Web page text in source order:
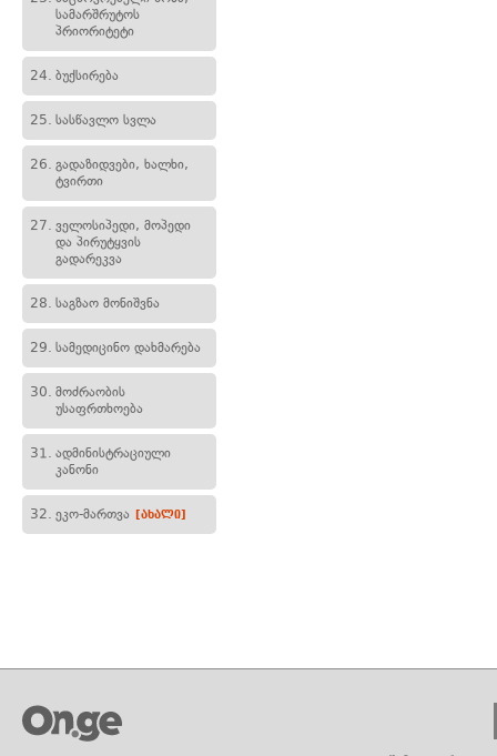
სამარშრუტოს
პრიორიტეტი
24. ბუქსირება
25. სასწავლო სვლა
26. გადაზიდვები, ხალხი,
ტვირთი
27. ველოსიპედი, მოპედი
და პირუტყვის
გადარეკვა
28. საგზაო მონიშვნა
29. სამედიცინო დახმარება
30. მოძრაობის
უსაფრთხოება
31. ადმინისტრაციული
კანონი
32. ეკო-მართვა [ახალი]